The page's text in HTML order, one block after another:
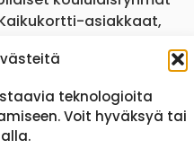
teknologioita
Voit hyväksyä tai
asiakkaat,